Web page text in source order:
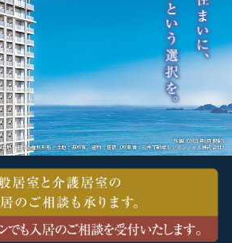
外観（2021年8月撮影）
土地・建物の権利形態／土地：非所有、建物：賃借（所有者：三井不動産レジデンシャル株式会社）